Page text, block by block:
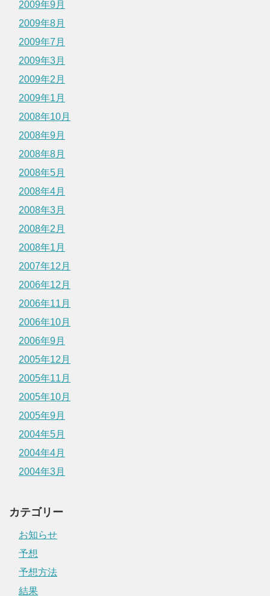
2009年9月
2009年8月
2009年7月
2009年3月
2009年2月
2009年1月
2008年10月
2008年9月
2008年8月
2008年5月
2008年4月
2008年3月
2008年2月
2008年1月
2007年12月
2006年12月
2006年11月
2006年10月
2006年9月
2005年12月
2005年11月
2005年10月
2005年9月
2004年5月
2004年4月
2004年3月
カテゴリー
お知らせ
予想
予想方法
結果